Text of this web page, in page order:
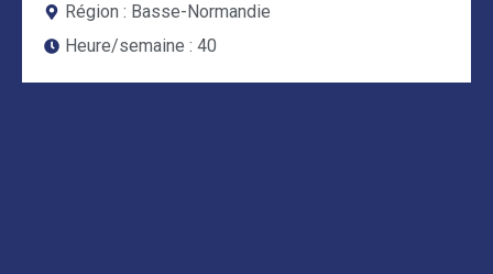
Région : Basse-Normandie
Heure/semaine : 40